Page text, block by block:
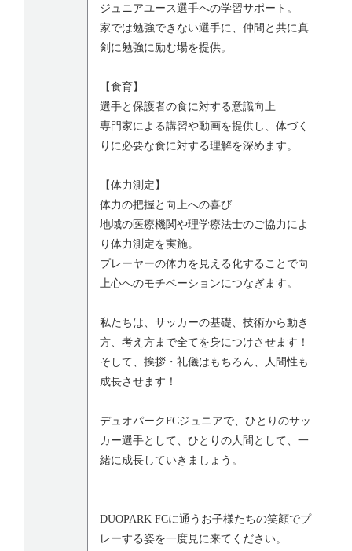
ジュニアユース選手への学習サポート。
家では勉強できない選手に、仲間と共に真
剣に勉強に励む場を提供。
【食育】
選手と保護者の食に対する意識向上
専門家による講習や動画を提供し、体づく
りに必要な食に対する理解を深めます。
【体力測定】
体力の把握と向上への喜び
地域の医療機関や理学療法士のご協力によ
り体力測定を実施。
プレーヤーの体力を見える化することで向
上心へのモチベーションにつなぎます。
私たちは、サッカーの基礎、技術から動き
方、考え方まで全てを身につけさせます！
そして、挨拶・礼儀はもちろん、人間性も
成長させます！
デュオパークFCジュニアで、ひとりのサッ
カー選手として、ひとりの人間として、一
緒に成長していきましょう。
DUOPARK FCに通うお子様たちの笑顔でプ
レーする姿を一度見に来てください。